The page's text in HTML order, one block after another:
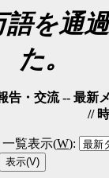
語を通
た。
・交流 -- 最新
//
一覧表示(W):